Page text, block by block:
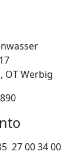
OT Werbig
27 00 34 00